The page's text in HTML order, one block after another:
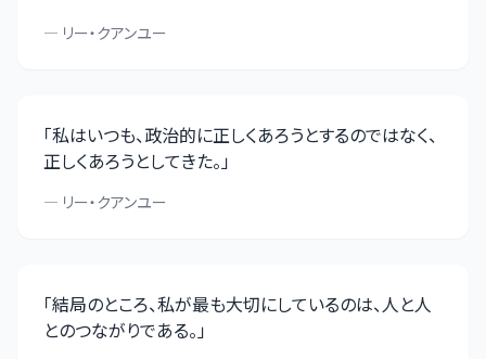
— リー・クアンユー
「私はいつも、政治的に正しくあろうとするのではなく、
正しくあろうとしてきた。」
— リー・クアンユー
「結局のところ、私が最も大切にしているのは、人と人
とのつながりである。」